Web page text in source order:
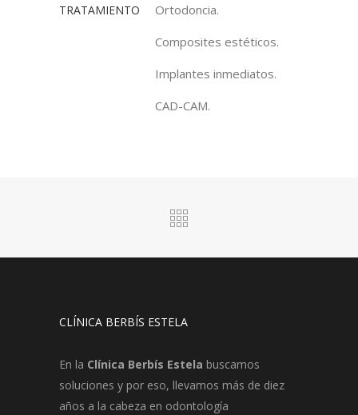
TRATAMIENTO
Ortodoncia.
Composites estéticos.
Implantes inmediatos.
CAD-CAM.
CLÍNICA BERBÍS ESTELA
En la Clínica Berbís Estela buscamos
soluciones y por eso, llevamos más de diez
años a la cabeza en odontología